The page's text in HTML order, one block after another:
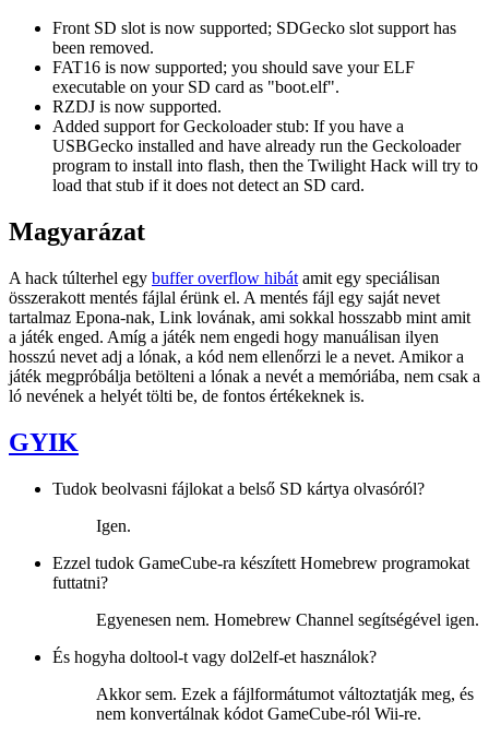
Front SD slot is now supported; SDGecko slot support has
been removed.
FAT16 is now supported; you should save your ELF
executable on your SD card as "boot.elf".
RZDJ is now supported.
Added support for Geckoloader stub: If you have a
USBGecko installed and have already run the Geckoloader
program to install into flash, then the Twilight Hack will try to
load that stub if it does not detect an SD card.
Magyarázat
A hack túlterhel egy buffer overflow hibát amit egy speciálisan
összerakott mentés fájlal érünk el. A mentés fájl egy saját nevet
tartalmaz Epona-nak, Link lovának, ami sokkal hosszabb mint amit
a játék enged. Amíg a játék nem engedi hogy manuálisan ilyen
hosszú nevet adj a lónak, a kód nem ellenőrzi le a nevet. Amikor a
játék megpróbálja betölteni a lónak a nevét a memóriába, nem csak a
ló nevének a helyét tölti be, de fontos értékeknek is.
GYIK
Tudok beolvasni fájlokat a belső SD kártya olvasóról?
Igen.
Ezzel tudok GameCube-ra készített Homebrew programokat
futtatni?
Egyenesen nem. Homebrew Channel segítségével igen.
És hogyha doltool-t vagy dol2elf-et használok?
Akkor sem. Ezek a fájlformátumot változtatják meg, és
nem konvertálnak kódot GameCube-ról Wii-re.